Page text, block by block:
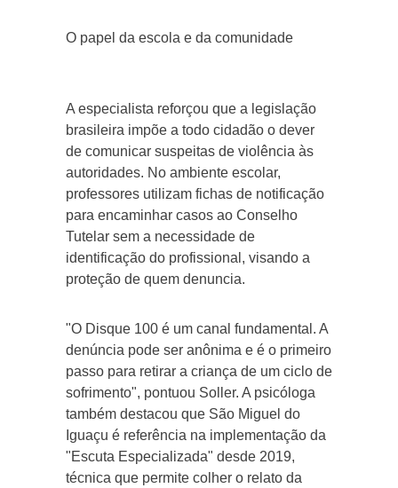
O papel da escola e da comunidade
A especialista reforçou que a legislação
brasileira impõe a todo cidadão o dever
de comunicar suspeitas de violência às
autoridades. No ambiente escolar,
professores utilizam fichas de notificação
para encaminhar casos ao Conselho
Tutelar sem a necessidade de
identificação do profissional, visando a
proteção de quem denuncia.
"O Disque 100 é um canal fundamental. A
denúncia pode ser anônima e é o primeiro
passo para retirar a criança de um ciclo de
sofrimento", pontuou Soller. A psicóloga
também destacou que São Miguel do
Iguaçu é referência na implementação da
"Escuta Especializada" desde 2019,
técnica que permite colher o relato da